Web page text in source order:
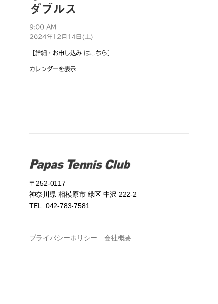
ダブルス
9:00 AM
2024年12月14日(土)
［詳細・お申し込み はこちら］
カレンダーを表示
〒252-0117
神奈川県 相模原市 緑区 中沢 222-2
TEL: 042-783-7581
プライバシーポリシー 会社概要